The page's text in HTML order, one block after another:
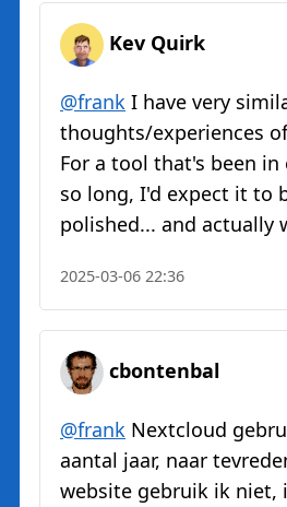
Kev Quirk
@frank I have very
thoughts/experiences
For a tool that's been
so long, I'd expect it to
polished... and actually
2025-03-06 22:36
cbontenbal
@frank Nextcloud
aantal jaar, naar
website gebruik ik niet,